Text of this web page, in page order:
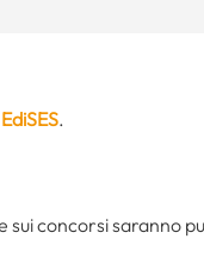
.
concorsi saranno